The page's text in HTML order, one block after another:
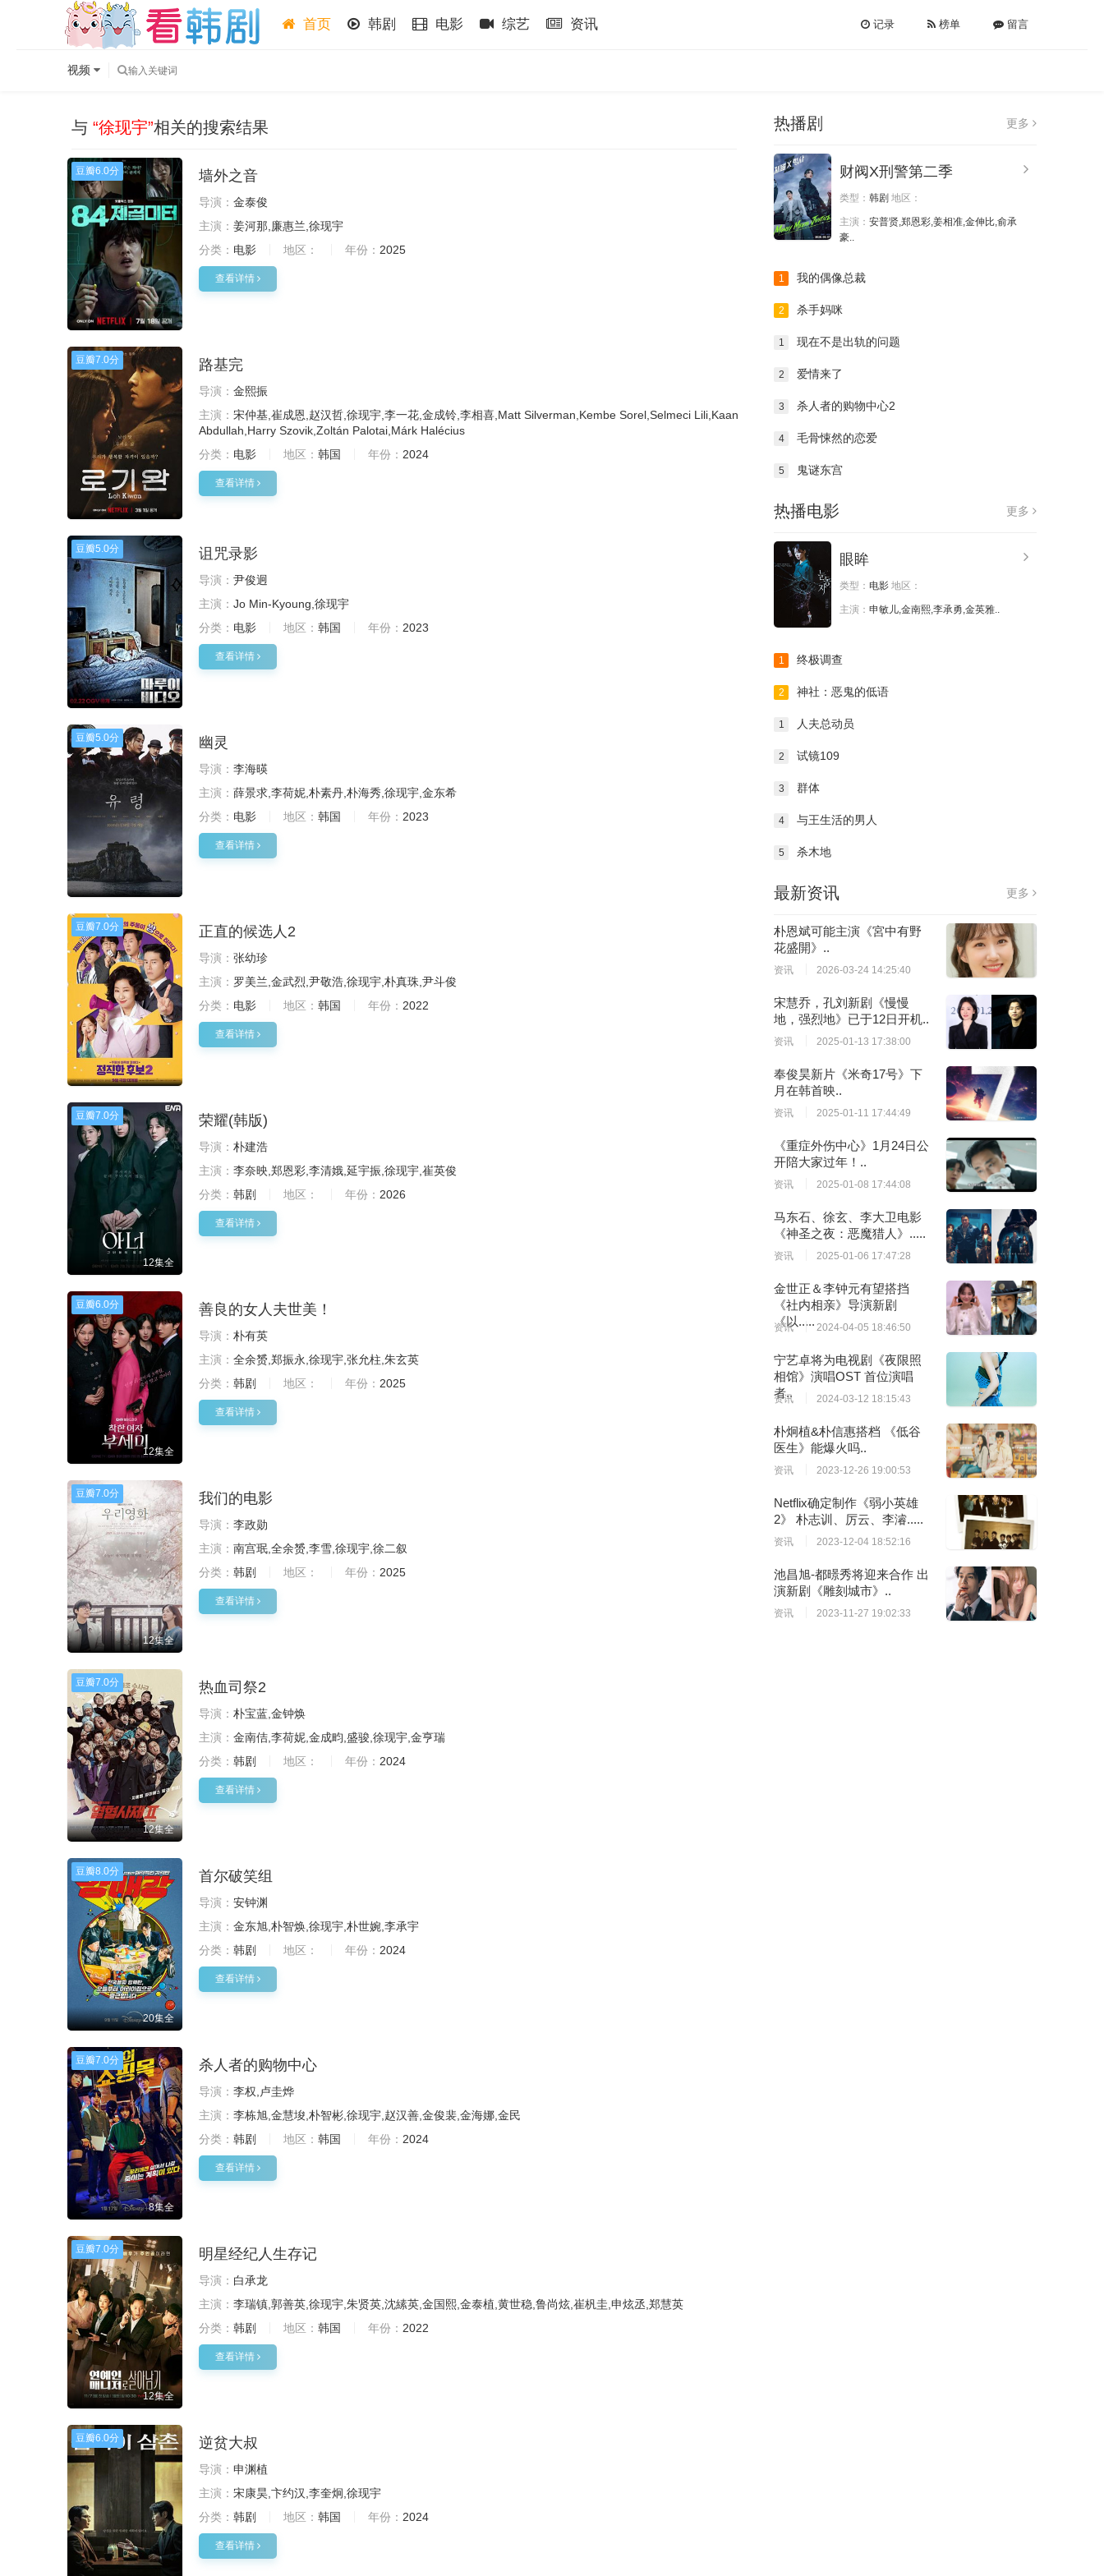
首页 韩剧 电影 综艺 资讯 记录 榜单 留言
视频
与 “徐现宇”相关的搜索结果
豆瓣6.0分 墙外之音
导演： 金泰俊
主演： 姜河那,廉惠兰,徐现宇
分类： 电影 地区： 年份： 2025
查看详情
豆瓣7.0分 路基完
导演： 金熙振
主演： 宋仲基,崔成恩,赵汉哲,徐现宇,李一花,金成铃,李相喜,Matt Silverman,Kembe Sorel,Selmeci Lili,Kaan
Abdullah,Harry Szovik,Zoltán Palotai,Márk Halécius
分类： 电影 地区： 韩国 年份： 2024
查看详情
豆瓣5.0分 诅咒录影
导演： 尹俊迥
主演： Jo Min-Kyoung,徐现宇
分类： 电影 地区： 韩国 年份： 2023
查看详情
豆瓣5.0分 幽灵
导演： 李海暎
主演： 薛景求,李荷妮,朴素丹,朴海秀,徐现宇,金东希
分类： 电影 地区： 韩国 年份： 2023
查看详情
豆瓣7.0分 正直的候选人2
导演： 张幼珍
主演： 罗美兰,金武烈,尹敬浩,徐现宇,朴真珠,尹斗俊
分类： 电影 地区： 韩国 年份： 2022
查看详情
豆瓣7.0分
12集全
荣耀(韩版)
导演： 朴建浩
主演： 李奈映,郑恩彩,李清娥,延宇振,徐现宇,崔英俊
分类： 韩剧 地区： 年份： 2026
查看详情
豆瓣6.0分
12集全
善良的女人夫世美！
导演： 朴有英
主演： 全余赟,郑振永,徐现宇,张允柱,朱玄英
分类： 韩剧 地区： 年份： 2025
查看详情
豆瓣7.0分
12集全
我们的电影
导演： 李政勋
主演： 南宫珉,全余赟,李雪,徐现宇,徐二叙
分类： 韩剧 地区： 年份： 2025
查看详情
豆瓣7.0分
12集全
热血司祭2
导演： 朴宝蓝,金钟焕
主演： 金南佶,李荷妮,金成畇,盛骏,徐现宇,金亨瑞
分类： 韩剧 地区： 年份： 2024
查看详情
豆瓣8.0分
20集全
首尔破笑组
导演： 安钟渊
主演： 金东旭,朴智焕,徐现宇,朴世婉,李承宇
分类： 韩剧 地区： 年份： 2024
查看详情
豆瓣7.0分
8集全
杀人者的购物中心
导演： 李权,卢圭烨
主演： 李栋旭,金慧埈,朴智彬,徐现宇,赵汉善,金俊裴,金海娜,金民
分类： 韩剧 地区： 韩国 年份： 2024
查看详情
豆瓣7.0分
12集全
明星经纪人生存记
导演： 白承龙
主演： 李瑞镇,郭善英,徐现宇,朱贤英,沈縤英,金国熙,金泰植,黄世稳,鲁尚炫,崔杋圭,申炫丞,郑慧英
分类： 韩剧 地区： 韩国 年份： 2022
查看详情
豆瓣6.0分 逆贫大叔
导演： 申渊植
主演： 宋康昊,卞约汉,李奎炯,徐现宇
分类： 韩剧 地区： 韩国 年份： 2024
查看详情
热播剧 更多
财阀X刑警第二季
类型： 韩剧 地区：
主演： 安普贤,郑恩彩,姜相准,金伸比,俞承
豪..
1 我的偶像总裁
2 杀手妈咪
1 现在不是出轨的问题
2 爱情来了
3 杀人者的购物中心2
4 毛骨悚然的恋爱
5 鬼谜东宫
热播电影 更多
眼眸
类型： 电影 地区：
主演： 申敏儿,金南熙,李承勇,金英雅..
1 终极调查
2 神社：恶鬼的低语
1 人夫总动员
2 试镜109
3 群体
4 与王生活的男人
5 杀木地
最新资讯 更多
朴恩斌可能主演《宮中有野
花盛開》..
资讯 2026-03-24 14:25:40
宋慧乔，孔刘新剧《慢慢
地，强烈地》已于12日开机..
资讯 2025-01-13 17:38:00
奉俊昊新片《米奇17号》下
月在韩首映..
资讯 2025-01-11 17:44:49
《重症外伤中心》1月24日公
开陪大家过年！..
资讯 2025-01-08 17:44:08
马东石、徐玄、李大卫电影
《神圣之夜：恶魔猎人》.....
资讯 2025-01-06 17:47:28
金世正＆李钟元有望搭挡
《社内相亲》导演新剧
《以.....
资讯 2024-04-05 18:46:50
宁艺卓将为电视剧《夜限照
相馆》演唱OST 首位演唱
者..
资讯 2024-03-12 18:15:43
朴炯植&朴信惠搭档 《低谷
医生》能爆火吗..
资讯 2023-12-26 19:00:53
Netflix确定制作《弱小英雄
2》 朴志训、厉云、李濬.....
资讯 2023-12-04 18:52:16
池昌旭-都暻秀将迎来合作 出
演新剧《雕刻城市》..
资讯 2023-11-27 19:02:33